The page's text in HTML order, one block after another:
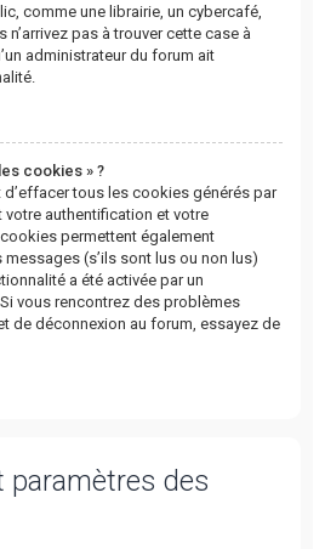
comme une librairie, un cybercafé,
n’arrivez pas à trouver cette case à
administrateur du forum ait
cookies » ?
tous les cookies générés par
votre authentification et votre
permettent également
messages (s’ils sont lus ou non lus)
a été activée par un
vous rencontrez des problèmes
de déconnexion au forum, essayez de
paramètres des